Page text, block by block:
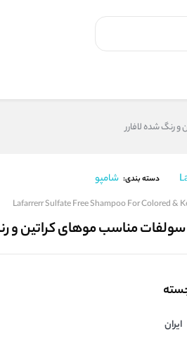
رنگ شده لافارر
دسته بندی: شامپو
Lafarrerr Sulfate Free Shampoo For Colored &
مناسب موهای کراتین و
ایران